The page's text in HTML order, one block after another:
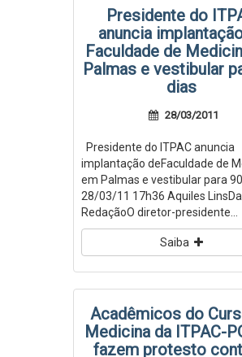
Presidente do
anuncia
Faculdade de
Palmas e vestibular
dias
28/03/2011
Presidente do ITPAC anuncia
implantação deFaculdade de
em Palmas e vestibular para
28/03/11 17h36 Aquiles LinsDa
RedaçãoO diretor-presidente...
Saiba
Acadêmicos do
Medicina da ITPAC-
fazem protesto